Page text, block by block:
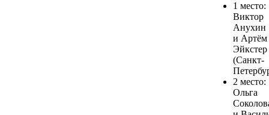
1 место:
Виктор
Анухин
и Артём
Эйкстер
(Санкт-
2 место:
Ольга